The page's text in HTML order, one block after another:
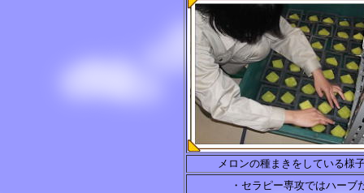
メロンの種まきをしている様
・セラピー専攻ではハーブ